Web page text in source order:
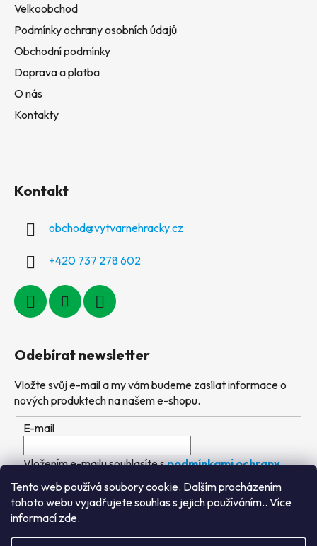
Tento web používá soubory cookie. Dalším procházením
tohoto webu vyjadřujete souhlas s jejich používáním.. Více
informací zde.
Velkoobchod
Podmínky ochrany osobních údajů
Obchodní podmínky
Doprava a platba
O nás
Kontakty
Kontakt
obchod@vytvarnehracky.cz
+420 737 278 602
Odebírat newsletter
Vložte svůj e-mail a my vám budeme zasílat informace o
nových produktech na našem e-shopu.
E-mail
Vložením e-mailu souhlasíte spodmínkami ochrany
osobních údajů
PŘIHLÁSIT SE